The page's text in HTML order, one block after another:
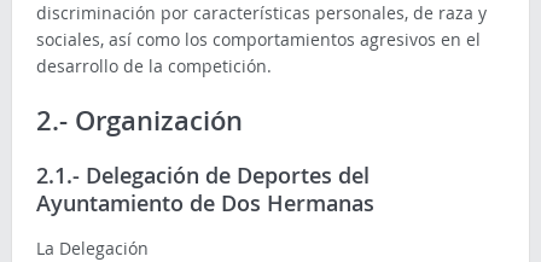
discriminación por características personales, de raza y
sociales, así como los comportamientos agresivos en el
desarrollo de la competición.
2.- Organización
2.1.- Delegación de Deportes del
Ayuntamiento de Dos Hermanas
La Delegación